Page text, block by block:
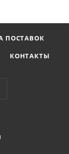
ПОСТАВОК
КОНТАКТЫ